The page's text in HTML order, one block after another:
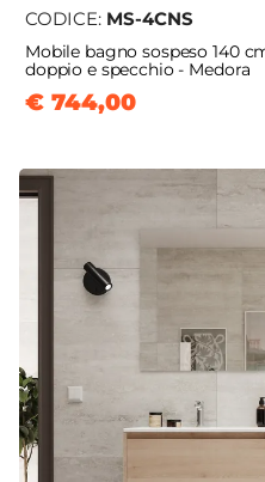
CODICE: MS-4CNS
Mobile bagno sospeso 140
doppio e specchio - Medora
€ 744,00